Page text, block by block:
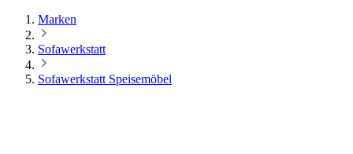
Marken
Sofawerkstatt
Sofawerkstatt Speisemöbel